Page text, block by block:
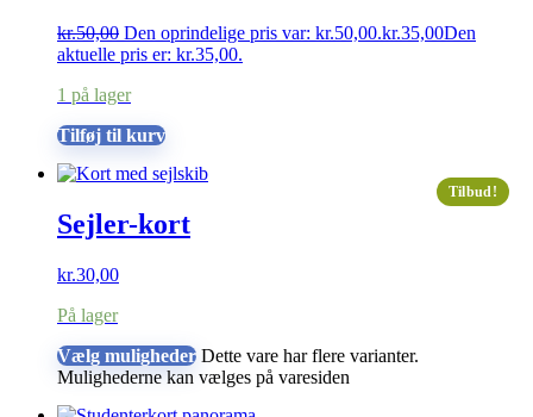
kr.50,00 Den oprindelige pris var: kr.50,00.kr.35,00Den
aktuelle pris er: kr.35,00.
1 på lager
Tilføj til kurv
Tilbud!
Sejler-kort
kr.30,00
På lager
Vælg muligheder Dette vare har flere varianter.
Mulighederne kan vælges på varesiden